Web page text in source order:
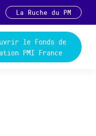
La Ruche du PM
le Fonds de
PMI France